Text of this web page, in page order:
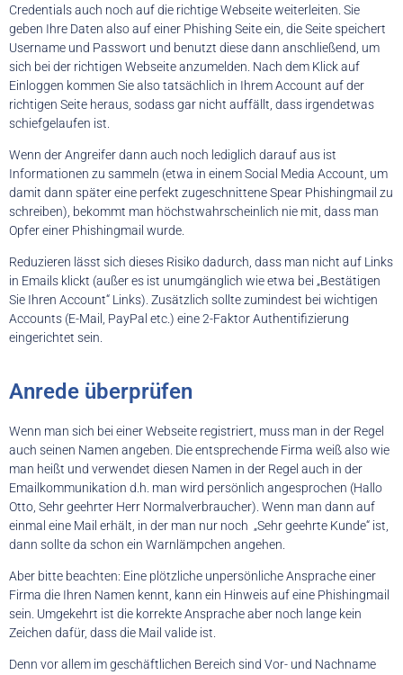
Credentials auch noch auf die richtige Webseite weiterleiten. Sie
geben Ihre Daten also auf einer Phishing Seite ein, die Seite speichert
Username und Passwort und benutzt diese dann anschließend, um
sich bei der richtigen Webseite anzumelden. Nach dem Klick auf
Einloggen kommen Sie also tatsächlich in Ihrem Account auf der
richtigen Seite heraus, sodass gar nicht auffällt, dass irgendetwas
schiefgelaufen ist.
Wenn der Angreifer dann auch noch lediglich darauf aus ist
Informationen zu sammeln (etwa in einem Social Media Account, um
damit dann später eine perfekt zugeschnittene Spear Phishingmail zu
schreiben), bekommt man höchstwahrscheinlich nie mit, dass man
Opfer einer Phishingmail wurde.
Reduzieren lässt sich dieses Risiko dadurch, dass man nicht auf Links
in Emails klickt (außer es ist unumgänglich wie etwa bei „Bestätigen
Sie Ihren Account“ Links). Zusätzlich sollte zumindest bei wichtigen
Accounts (E-Mail, PayPal etc.) eine 2-Faktor Authentifizierung
eingerichtet sein.
Anrede überprüfen
Wenn man sich bei einer Webseite registriert, muss man in der Regel
auch seinen Namen angeben. Die entsprechende Firma weiß also wie
man heißt und verwendet diesen Namen in der Regel auch in der
Emailkommunikation d.h. man wird persönlich angesprochen (Hallo
Otto, Sehr geehrter Herr Normalverbraucher). Wenn man dann auf
einmal eine Mail erhält, in der man nur noch „Sehr geehrte Kunde“ ist,
dann sollte da schon ein Warnlämpchen angehen.
Aber bitte beachten: Eine plötzliche unpersönliche Ansprache einer
Firma die Ihren Namen kennt, kann ein Hinweis auf eine Phishingmail
sein. Umgekehrt ist die korrekte Ansprache aber noch lange kein
Zeichen dafür, dass die Mail valide ist.
Denn vor allem im geschäftlichen Bereich sind Vor- und Nachname